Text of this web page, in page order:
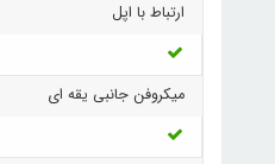
ارتباط با اپل
میکروفن جانبی یقه ای